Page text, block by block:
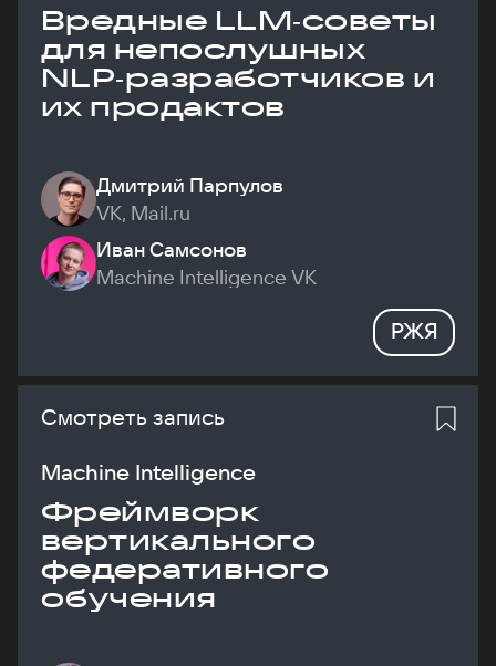
Вредные LLM‑советы
для непослушных
NLP‑разработчиков и
их продактов
Дмитрий Парпулов
VK, Mail.ru
Иван Самсонов
Machine Intelligence VK
РЖЯ
Смотреть запись
Machine Intelligence
Фреймворк
вертикального
федеративного
обучения